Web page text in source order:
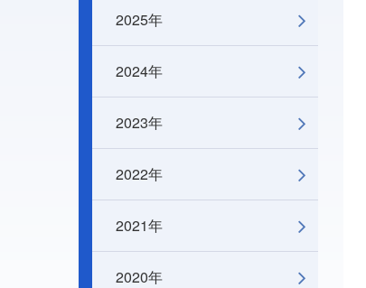
2025年
2024年
2023年
2022年
2021年
2020年